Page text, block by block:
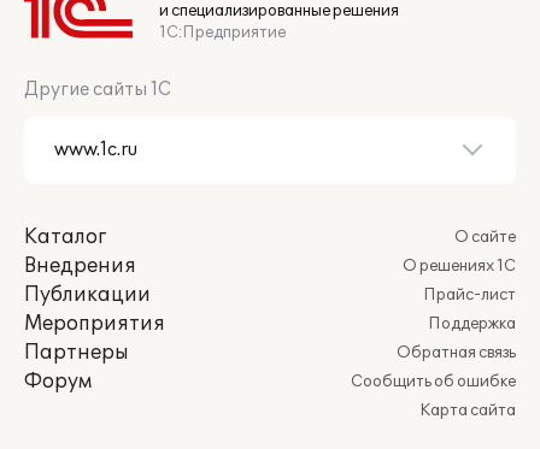
и специализированные решения
1С:Предприятие
Другие сайты 1С
Каталог
Внедрения
Публикации
Мероприятия
Партнеры
Форум
О сайте
О решениях 1С
Прайс-лист
Поддержка
Обратная связь
Сообщить об ошибке
Карта сайта